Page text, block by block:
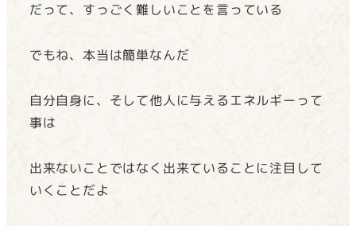
だって、すっごく難しいことを言っている
でもね、本当は簡単なんだ
自分自身に、そして他人に与えるエネルギーって
事は
出来ないことではなく出来ていることに注目して
いくことだよ